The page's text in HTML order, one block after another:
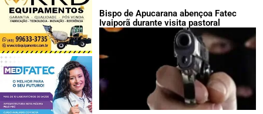
Bispo de Apucarana abençoa Fatec
Ivaiporã durante visita pastoral